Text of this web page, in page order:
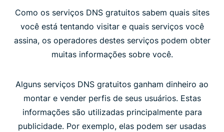
Como os serviços DNS gratuitos sabem quais sites
você está tentando visitar e quais serviços você
assina, os operadores destes serviços podem obter
muitas informações sobre você.
Alguns serviços DNS gratuitos ganham dinheiro ao
montar e vender perfis de seus usuários. Estas
informações são utilizadas principalmente para
publicidade. Por exemplo, elas podem ser usadas